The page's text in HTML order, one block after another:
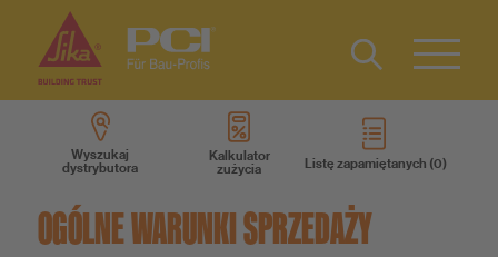
Produkty
Type 2 or
more
characters
Wyszukaj
dystrybutora
Kalkulator
zużycia
Listę zapamiętanych
Kontakt
OGÓLNE WARUNKI SPRZEDAŻY